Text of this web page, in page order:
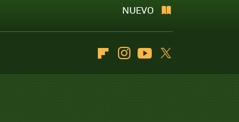
NUEVO
FlipboardInstagramYoutube